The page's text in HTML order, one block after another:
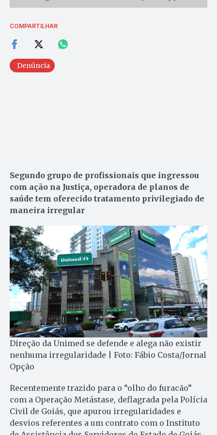
COMPARTILHAR
Denúncia
Segundo grupo de profissionais que ingressou
com ação na Justiça, operadora de planos de
saúde tem oferecido tratamento privilegiado de
maneira irregular
Direção da Unimed se defende e alega não existir
nenhuma irregularidade | Foto: Fábio Costa/Jornal
Opção
Recentemente trazido para o “olho do furacão”
com a Operação Metástase, deflagrada pela Polícia
Civil de Goiás, que apurou irregularidades e
desvios referentes a um contrato com o Instituto